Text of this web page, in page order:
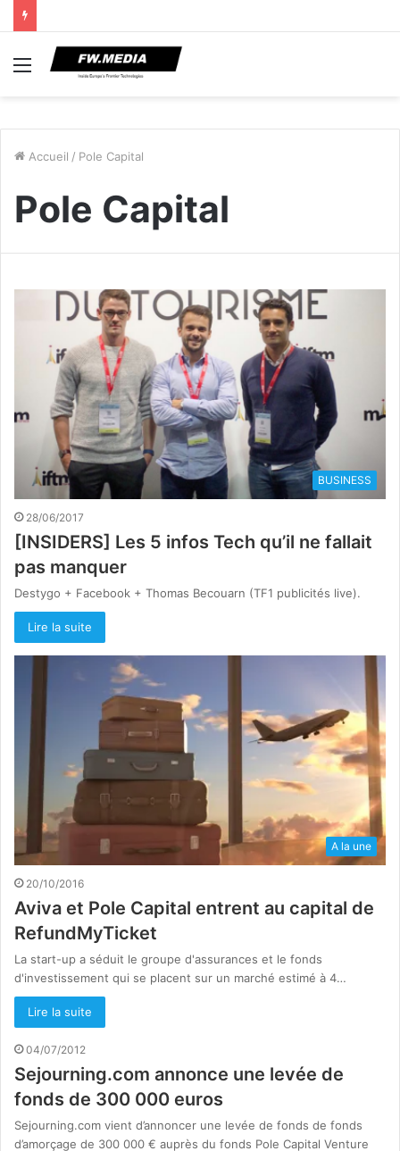
Menu
Accueil / Pole Capital
Pole Capital
BUSINESS
28/06/2017
[INSIDERS] Les 5 infos Tech qu’il ne fallait
pas manquer
Destygo + Facebook + Thomas Becouarn (TF1 publicités live).
Lire la suite
A la une
20/10/2016
Aviva et Pole Capital entrent au capital de
RefundMyTicket
La start-up a séduit le groupe d'assurances et le fonds
d'investissement qui se placent sur un marché estimé à 4…
Lire la suite
04/07/2012
Sejourning.com annonce une levée de
fonds de 300 000 euros
Sejourning.com vient d’annoncer une levée de fonds de fonds
d’amorçage de 300 000 € auprès du fonds Pole Capital Venture